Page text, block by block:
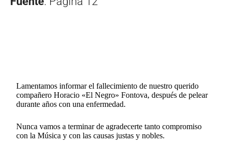
Lamentamos informar el fallecimiento de nuestro querido
compañero Horacio «El Negro» Fontova, después de pelear
durante años con una enfermedad.
Nunca vamos a terminar de agradecerte tanto compromiso
con la Música y con las causas justas y nobles.